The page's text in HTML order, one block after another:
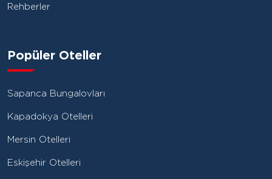
Rehberler
Popüler Oteller
Sapanca Bungalovları
Kapadokya Otelleri
Mersin Otelleri
Eskişehir Otelleri